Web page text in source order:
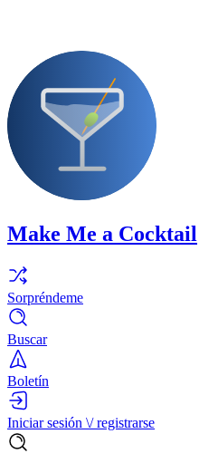
Make Me a Cocktail
Sorpréndeme
Buscar
Boletín
Iniciar sesión \/ registrarse